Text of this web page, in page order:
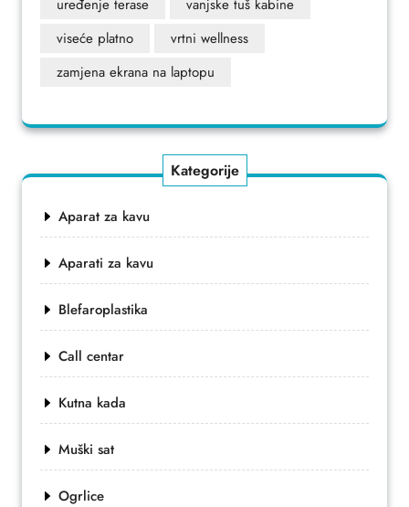
uređenje terase
vanjske tuš kabine
viseće platno
vrtni wellness
zamjena ekrana na laptopu
Kategorije
Aparat za kavu
Aparati za kavu
Blefaroplastika
Call centar
Kutna kada
Muški sat
Ogrlice